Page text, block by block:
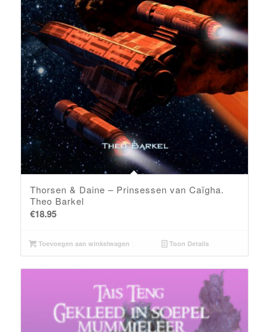
Thorsen & Daine – Prinsessen van Caïgha.
Theo Barkel
€18.95
Toevoegen aan winkelwagen Toon Details